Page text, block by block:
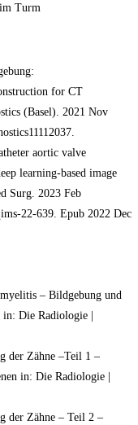
Turm
for CT
(Basel). 2021 Nov
aortic valve
learning-based image
Surg. 2023 Feb
22-639. Epub 2022 Dec
– Bildgebung und
Die Radiologie |
der Zähne –Teil 1 –
in: Die Radiologie |
der Zähne – Teil 2 –